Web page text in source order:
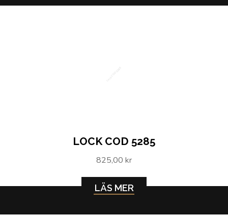
LOCK COD 5285
825,00 kr
LÄS MER